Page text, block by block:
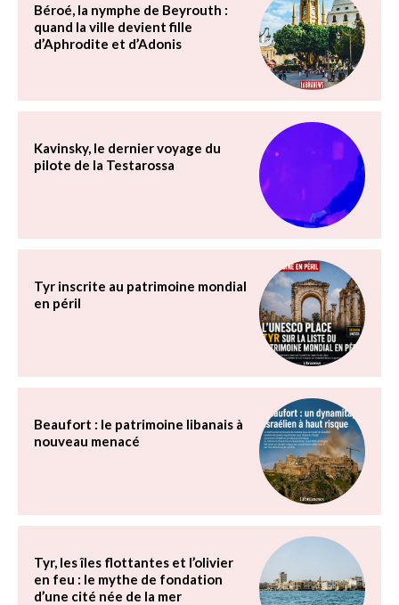
Béroé, la nymphe de Beyrouth :
quand la ville devient fille
d’Aphrodite et d’Adonis
Kavinsky, le dernier voyage du
pilote de la Testarossa
Tyr inscrite au patrimoine mondial
en péril
Beaufort : le patrimoine libanais à
nouveau menacé
Tyr, les îles flottantes et l’olivier
en feu : le mythe de fondation
d’une cité née de la mer